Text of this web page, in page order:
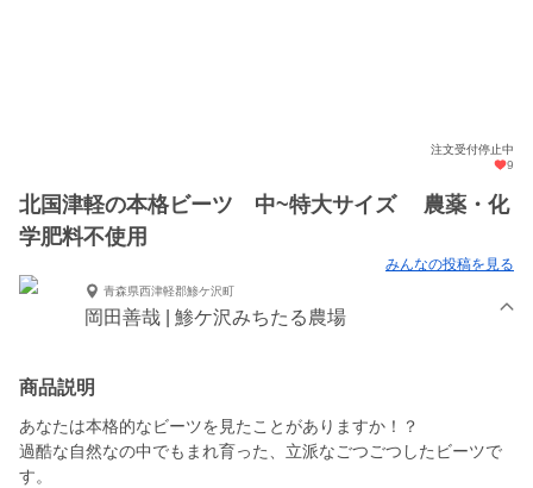
注文受付停止中
9
北国津軽の本格ビーツ 中~特大サイズ 農薬・化
学肥料不使用
みんなの投稿を見る
青森県西津軽郡鯵ケ沢町
岡田善哉 | 鯵ケ沢みちたる農場
商品説明
あなたは本格的なビーツを見たことがありますか！？
過酷な自然なの中でもまれ育った、立派なごつごつしたビーツで
す。